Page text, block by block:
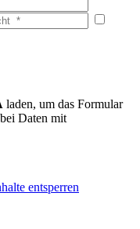
laden, um das Formular
Daten mit
entsperren